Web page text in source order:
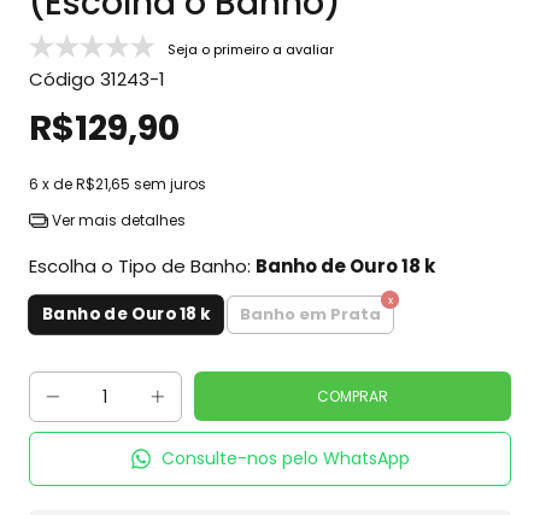
Seja o primeiro a avaliar
Código 31243-1
R$129,90
6 x deR$21,65 sem juros
Ver mais detalhes
Escolha o Tipo de Banho: Banho de Ouro 18 k
Banho de Ouro 18 k Banho em Prata
Consulte-nos pelo WhatsApp